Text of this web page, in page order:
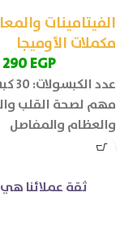
الفيتامينات
مكملات الأوميجا
290EGP
عدد الكبسولات: 30 كبسولة
مهم لصحة القلب
والعظام والمفاصل
ثقة عملائنا هي